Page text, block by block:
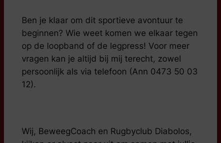
Ben je klaar om dit sportieve avontuur te
beginnen? Wie weet komen we elkaar tegen
op de loopband of de legpress! Voor meer
vragen kan je altijd bij mij terecht, zowel
persoonlijk als via telefoon (Ann 0473 50 03
12).
Wij, BeweegCoach en Rugbyclub Diabolos,